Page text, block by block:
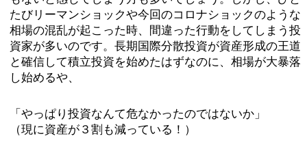
たびリーマンショックや今回のコロナショックのような
相場の混乱が起こった時、間違った行動をしてしまう投
資家が多いのです。長期国際分散投資が資産形成の王道
と確信して積立投資を始めたはずなのに、相場が大暴落
し始めるや、
「やっぱり投資なんて危なかったのではないか」
（現に資産が３割も減っている！）